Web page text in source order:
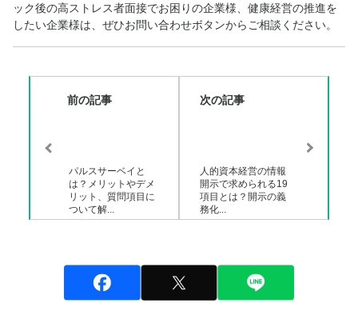
ック後の高ストレス者面接でお困りの企業様、健康経営の推進を
したい企業様は、ぜひお問い合わせボタンからご相談ください。
前の記事
パルスサーベイと
は？メリットやデメ
リット、質問項目に
ついて解...
次の記事
人的資本経営の情報
開示で求められる19
項目とは？開示の義
務化...